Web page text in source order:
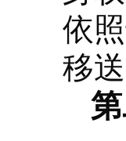
依
移